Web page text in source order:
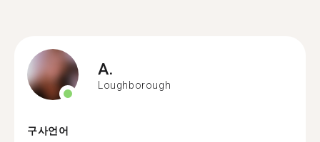
A.
Loughborough
구사언어